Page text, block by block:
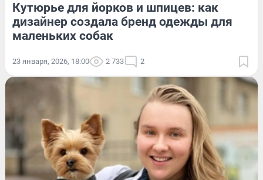
Кутюрье для йорков и шпицев: как
дизайнер создала бренд одежды для
маленьких собак
23 января, 2026, 18:00 2 733 2